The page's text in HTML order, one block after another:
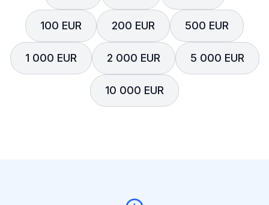
100 EUR 200 EUR 500 EUR
1 000 EUR 2 000 EUR 5 000 EUR
10 000 EUR